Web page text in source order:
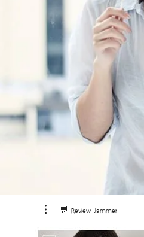
💬 Review Jammer